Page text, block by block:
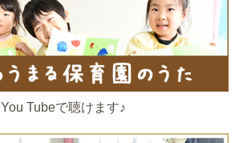
You Tubeで聴けます♪